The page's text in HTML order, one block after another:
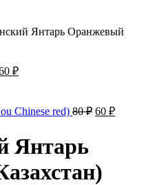
Янтарь Оранжевый
80 ₽.
₽Текущая
Chinese red) 80₽ 60 ₽Текущая
Янтарь